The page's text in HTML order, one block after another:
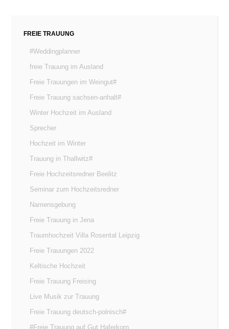
FREIE TRAUUNG
#Weddingplanner
freie Trauung im Ausland
Freie Trauungen im Weingut#
Freie Trauung sachsen-anhalt#
Winter Hochzeit im Ausland
Sprecher
Hochzeit im Winter
Trauung in Thallwitz#
Freie Hochzeitsredner Beelitz
Seminar zum Hochzeitsredner
Namensgebung
Freie Trauung in Jena
Traumhochzeit Villa Rosental Leipzig
Freie Trauungen 2022
Keltische Hochzeit
Freie Trauung Freising
Live Musik zur Trauung
Freie Trauung deutsch-polnisch#
#Freie Trauung auf Gut Haferkorn